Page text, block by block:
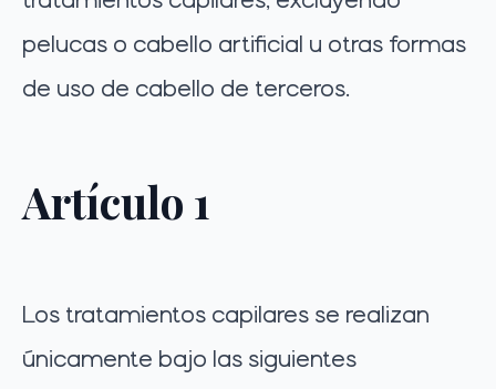
pelucas o cabello artificial u otras formas
de uso de cabello de terceros.
Artículo 1
Los tratamientos capilares se realizan
únicamente bajo las siguientes